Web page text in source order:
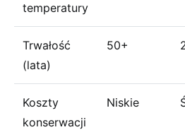
temperatury
Trwałość
(lata)
50+
Koszty
konserwacji
Niskie